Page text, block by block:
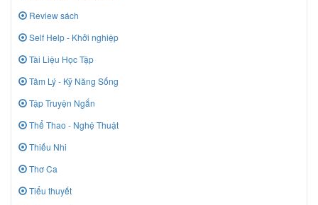
Review sách
Self Help - Khởi nghiệp
Tài Liệu Học Tập
Tâm Lý - Kỹ Năng Sống
Tập Truyện Ngắn
Thể Thao - Nghệ Thuật
Thiếu Nhi
Thơ Ca
Tiểu thuyết